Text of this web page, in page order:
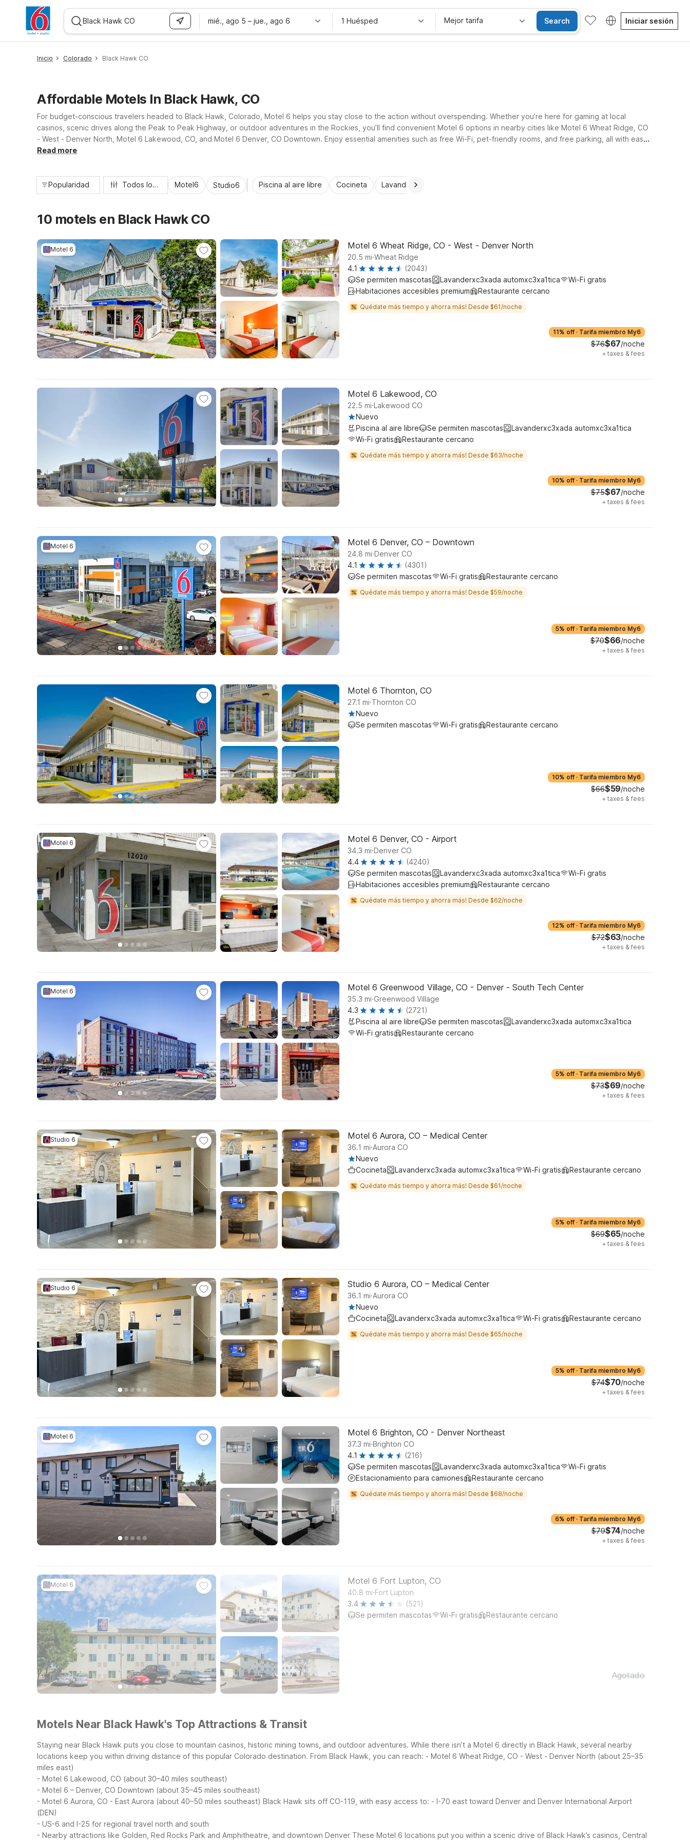
mié., ago 5 – jue., ago 6 1 Huésped Mejor tarifa Search Iniciar sesión
Inicio Colorado Black Hawk CO
Affordable Motels In Black Hawk, CO
For budget-conscious travelers headed to Black Hawk, Colorado, Motel 6 helps you stay close to the action without overspending. Whether you’re here for gaming at local
casinos, scenic drives along the Peak to Peak Highway, or outdoor adventures in the Rockies, you’ll find convenient Motel 6 options in nearby cities like Motel 6 Wheat Ridge, CO
- West - Denver North, Motel 6 Lakewood, CO, and Motel 6 Denver, CO Downtown. Enjoy essential amenities such as free Wi-Fi, pet-friendly rooms, and free parking, all with easy
access to major routes into Black Hawk for a comfortable, value-focused stay.
Read more
Popularidad Todos los filtros Motel6 Studio6 Piscina al aire libre Cocineta Lavandería automática
10 motels en Black Hawk CO
Motel 6 Motel 6 Wheat Ridge, CO - West - Denver North
20.5 mi.Wheat Ridge
4.1
(2043)
Se permiten mascotas
Lavanderxc3xada automxc3xa1tica
Wi-Fi gratis
Habitaciones accesibles premium
Restaurante cercano
Quédate más tiempo y ahorra más! Desde $61/noche
11% off · Tarifa miembro My6
$76$67/noche
+ taxes & fees
Motel 6 Lakewood, CO
22.5 mi.Lakewood CO
Nuevo
Piscina al aire libre
Se permiten mascotas
Lavanderxc3xada automxc3xa1tica
Wi-Fi gratis
Restaurante cercano
Quédate más tiempo y ahorra más! Desde $63/noche
10% off · Tarifa miembro My6
$75$67/noche
+ taxes & fees
Motel 6 Motel 6 Denver, CO – Downtown
24.8 mi.Denver CO
4.1
(4301)
Se permiten mascotas
Wi-Fi gratis Restaurante cercano
Quédate más tiempo y ahorra más! Desde $59/noche
5% off · Tarifa miembro My6
$70$66/noche
+ taxes & fees
Motel 6 Thornton, CO
27.1 mi.Thornton CO
Nuevo
Se permiten mascotas
Wi-Fi gratis Restaurante cercano
10% off · Tarifa miembro My6
$66$59/noche
+ taxes & fees
Motel 6 Motel 6 Denver, CO - Airport
34.3 mi.Denver CO
4.4
(4240)
Se permiten mascotas
Lavanderxc3xada automxc3xa1tica
Wi-Fi gratis
Habitaciones accesibles premium
Restaurante cercano
Quédate más tiempo y ahorra más! Desde $62/noche
12% off · Tarifa miembro My6
$72$63/noche
+ taxes & fees
Motel 6 Motel 6 Greenwood Village, CO - Denver - South Tech Center
35.3 mi.Greenwood Village
4.3
(2721)
Piscina al aire libre
Se permiten mascotas
Lavanderxc3xada automxc3xa1tica
Wi-Fi gratis
Restaurante cercano
5% off · Tarifa miembro My6
$73$69/noche
+ taxes & fees
Studio 6 Motel 6 Aurora, CO – Medical Center
36.1 mi.Aurora CO
Nuevo
Cocineta
Lavanderxc3xada automxc3xa1tica Wi-Fi gratis Restaurante cercano
Quédate más tiempo y ahorra más! Desde $61/noche
5% off · Tarifa miembro My6
$69$65/noche
+ taxes & fees
Studio 6 Studio 6 Aurora, CO – Medical Center
36.1 mi.Aurora CO
Nuevo
Cocineta
Lavanderxc3xada automxc3xa1tica Wi-Fi gratis Restaurante cercano
Quédate más tiempo y ahorra más! Desde $65/noche
5% off · Tarifa miembro My6
$74$70/noche
+ taxes & fees
Motel 6 Motel 6 Brighton, CO - Denver Northeast
37.3 mi.Brighton CO
4.1
(216)
Se permiten mascotas
Lavanderxc3xada automxc3xa1tica
Wi-Fi gratis
Estacionamiento para camiones
Restaurante cercano
Quédate más tiempo y ahorra más! Desde $68/noche
6% off · Tarifa miembro My6
$79$74/noche
+ taxes & fees
Motel 6 Motel 6 Fort Lupton, CO
40.8 mi.Fort Lupton
3.4
(521)
Se permiten mascotas
Wi-Fi gratis Restaurante cercano
Agotado
Motels Near Black Hawk's Top Attractions & Transit
Staying near Black Hawk puts you close to mountain casinos, historic mining towns, and outdoor adventures. While there isn’t a Motel 6 directly in Black Hawk, several nearby
locations keep you within driving distance of this popular Colorado destination. From Black Hawk, you can reach: - Motel 6 Wheat Ridge, CO - West - Denver North (about 25–35
miles east)
- Motel 6 Lakewood, CO (about 30–40 miles southeast)
- Motel 6 – Denver, CO Downtown (about 35–45 miles southeast)
- Motel 6 Aurora, CO - East Aurora (about 40–50 miles southeast) Black Hawk sits off CO-119, with easy access to: - I-70 east toward Denver and Denver International Airport
(DEN)
- US-6 and I-25 for regional travel north and south
- Nearby attractions like Golden, Red Rocks Park and Amphitheatre, and downtown Denver These Motel 6 locations put you within a scenic drive of Black Hawk’s casinos, Central